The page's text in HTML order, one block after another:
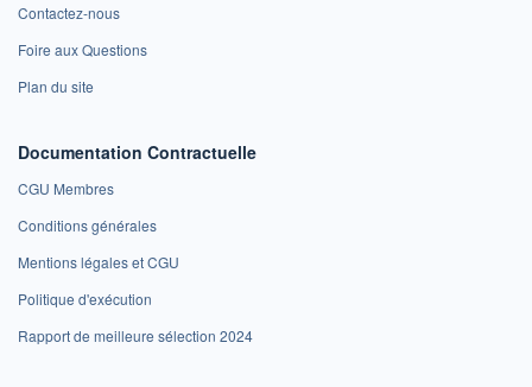
Contactez-nous
Foire aux Questions
Plan du site
Documentation Contractuelle
CGU Membres
Conditions générales
Mentions légales et CGU
Politique d'exécution
Rapport de meilleure sélection 2024